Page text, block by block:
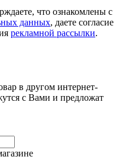
что ознакомлены с
данных, даете согласие
рекламной рассылки.
в другом интернет-
с Вами и предложат